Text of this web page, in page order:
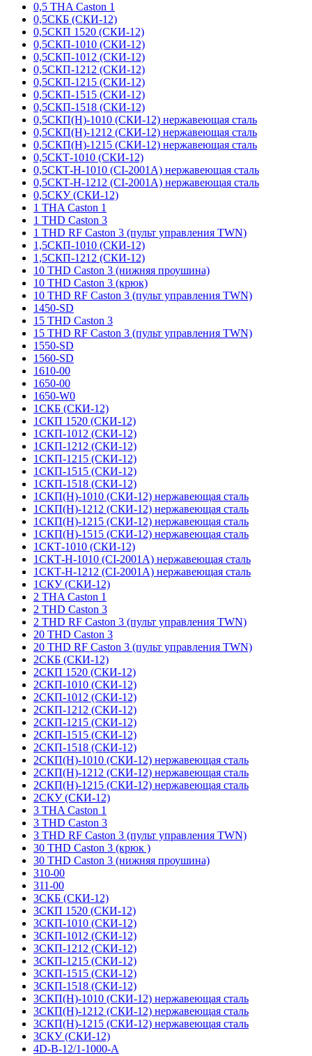
0,5 THA Caston 1
0,5СКБ (СКИ-12)
0,5СКП 1520 (СКИ-12)
0,5СКП-1010 (СКИ-12)
0,5СКП-1012 (СКИ-12)
0,5СКП-1212 (СКИ-12)
0,5СКП-1215 (СКИ-12)
0,5СКП-1515 (СКИ-12)
0,5СКП-1518 (СКИ-12)
0,5СКП(Н)-1010 (СКИ-12) нержавеющая сталь
0,5СКП(Н)-1212 (СКИ-12) нержавеющая сталь
0,5СКП(Н)-1215 (СКИ-12) нержавеющая сталь
0,5СКТ-1010 (СКИ-12)
0,5СКТ-Н-1010 (CI-2001A) нержавеющая сталь
0,5СКТ-Н-1212 (CI-2001A) нержавеющая сталь
0,5СКУ (СКИ-12)
1 THA Caston 1
1 THD Caston 3
1 THD RF Caston 3 (пульт управления TWN)
1,5СКП-1010 (СКИ-12)
1,5СКП-1212 (СКИ-12)
10 THD Caston 3 (нижняя проушина)
10 THD Caston 3 (крюк)
10 THD RF Caston 3 (пульт управления TWN)
1450-SD
15 THD Caston 3
15 THD RF Caston 3 (пульт управления TWN)
1550-SD
1560-SD
1610-00
1650-00
1650-W0
1СКБ (СКИ-12)
1СКП 1520 (СКИ-12)
1СКП-1012 (СКИ-12)
1СКП-1212 (СКИ-12)
1СКП-1215 (СКИ-12)
1СКП-1515 (СКИ-12)
1СКП-1518 (СКИ-12)
1СКП(Н)-1010 (СКИ-12) нержавеющая сталь
1СКП(Н)-1212 (СКИ-12) нержавеющая сталь
1СКП(Н)-1215 (СКИ-12) нержавеющая сталь
1СКП(Н)-1515 (СКИ-12) нержавеющая сталь
1СКТ-1010 (СКИ-12)
1СКТ-Н-1010 (CI-2001A) нержавеющая сталь
1СКТ-Н-1212 (CI-2001A) нержавеющая сталь
1СКУ (СКИ-12)
2 THA Caston 1
2 THD Caston 3
2 THD RF Caston 3 (пульт управления TWN)
20 THD Caston 3
20 THD RF Caston 3 (пульт управления TWN)
2СКБ (СКИ-12)
2СКП 1520 (СКИ-12)
2СКП-1010 (СКИ-12)
2СКП-1012 (СКИ-12)
2СКП-1212 (СКИ-12)
2СКП-1215 (СКИ-12)
2СКП-1515 (СКИ-12)
2СКП-1518 (СКИ-12)
2СКП(Н)-1010 (СКИ-12) нержавеющая сталь
2СКП(Н)-1212 (СКИ-12) нержавеющая сталь
2СКП(Н)-1215 (СКИ-12) нержавеющая сталь
2СКУ (СКИ-12)
3 THA Caston 1
3 THD Caston 3
3 THD RF Caston 3 (пульт управления TWN)
30 THD Caston 3 (крюк )
30 THD Caston 3 (нижняя проушина)
310-00
311-00
3СКБ (СКИ-12)
3СКП 1520 (СКИ-12)
3СКП-1010 (СКИ-12)
3СКП-1012 (СКИ-12)
3СКП-1212 (СКИ-12)
3СКП-1215 (СКИ-12)
3СКП-1515 (СКИ-12)
3СКП-1518 (СКИ-12)
3СКП(Н)-1010 (СКИ-12) нержавеющая сталь
3СКП(Н)-1212 (СКИ-12) нержавеющая сталь
3СКП(Н)-1215 (СКИ-12) нержавеющая сталь
3СКУ (СКИ-12)
4D-B-12/1-1000-A